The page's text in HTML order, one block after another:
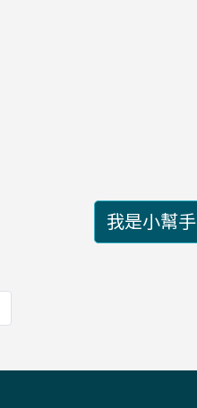
我是小幫